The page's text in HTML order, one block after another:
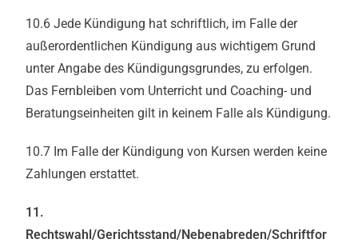
10.6 Jede Kündigung hat schriftlich, im Falle der
außerordentlichen Kündigung aus wichtigem Grund
unter Angabe des Kündigungsgrundes, zu erfolgen.
Das Fernbleiben vom Unterricht und Coaching- und
Beratungseinheiten gilt in keinem Falle als Kündigung.
10.7 Im Falle der Kündigung von Kursen werden keine
Zahlungen erstattet.
11.
Rechtswahl/Gerichtsstand/Nebenabreden/Schriftfor